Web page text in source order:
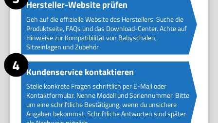
Hersteller-Website prüfen
Geh auf die offizielle Website des Herstellers. Suche die
Produktseite, FAQs und das Download-Center. Achte auf
Hinweise zur Kompatibilität von Babyschalen,
Sitzeinlagen und Zubehör.
Kundenservice kontaktieren
Stelle konkrete Fragen schriftlich per E-Mail oder
Kontaktformular. Nenne Modell und Seriennummer. Bitte
um eine schriftliche Bestätigung, wenn du unsichere
Angaben bekommst. Schriftliche Antworten sind später